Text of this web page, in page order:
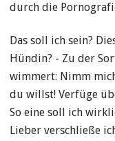
durch die
Das soll ich sein?
Hündin? - Zu der
wimmert: Nimm
du willst! Verfüge
So eine soll ich
Lieber verschließe